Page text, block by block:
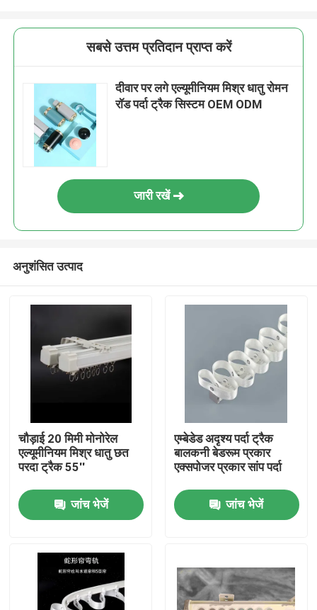
घर
वीडियो
सबसे उत्तम प्रतिदान प्राप्त करें
दीवार पर लगे एल्यूमीनियम मिश्र धातु रोमन
रॉड पर्दा ट्रैक सिस्टम OEM ODM
जारी रखें
अनुशंसित उत्पाद
चौड़ाई 20 मिमी मोनोरेल
एल्यूमीनियम मिश्र धातु छत
परदा ट्रैक 55''
जांच भेजें
एम्बेडेड अदृश्य पर्दा ट्रैक
बालकनी बेडरूम प्रकार
एक्सपोजर प्रकार सांप पर्दा
जांच भेजें